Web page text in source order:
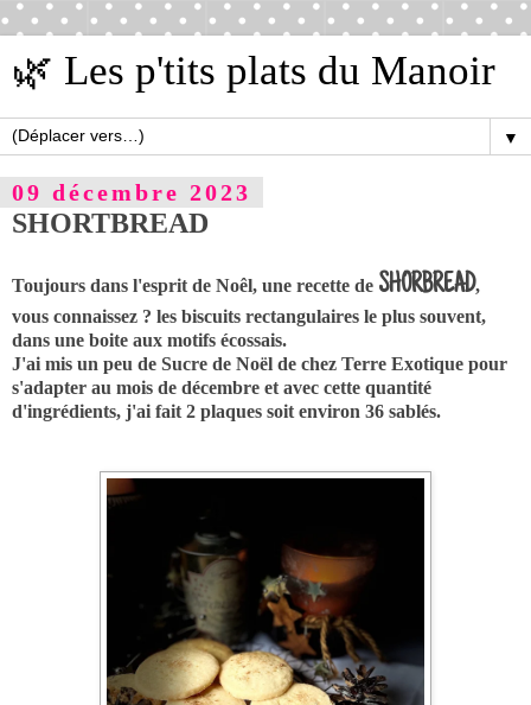
🌿 Les p'tits plats du Manoir
▼
09 décembre 2023
SHORTBREAD
Toujours dans l'esprit de Noêl, une recette de SHORBREAD,
vous connaissez ? les biscuits rectangulaires le plus souvent,
dans une boite aux motifs écossais.
J'ai mis un peu de Sucre de Noël de chez Terre Exotique pour
s'adapter au mois de décembre et avec cette quantité
d'ingrédients, j'ai fait 2 plaques soit environ 36 sablés.